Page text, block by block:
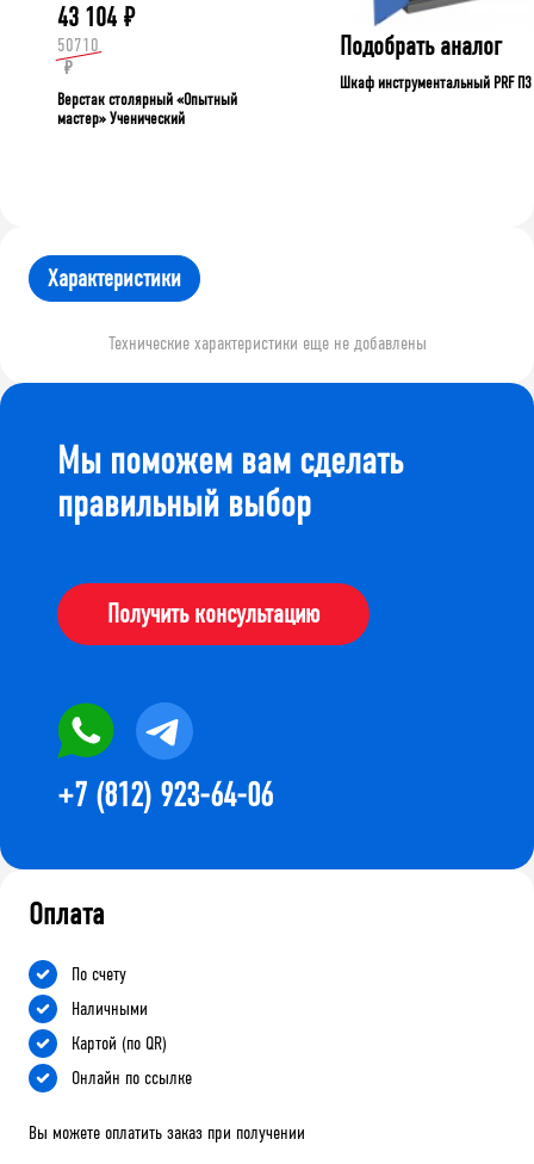
43 104 ₽
50710
₽
Верстак столярный «Опытный
мастер» Ученический
Подобрать аналог
Шкаф инструментальный PRF П3
Характеристики
Технические характеристики еще не добавлены
Мы поможем вам сделать
правильный выбор
Получить консультацию
+7 (812) 923-64-06
Оплата
По счету
Наличными
Картой (по QR)
Онлайн по ссылке
Вы можете оплатить заказ при получении